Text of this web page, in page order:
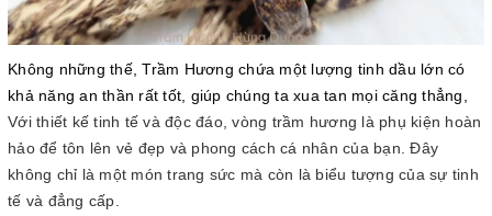
Không những thế, Trầm Hương chứa một lượng tinh dầu lớn có
khả năng an thần rất tốt, giúp chúng ta xua tan mọi căng thẳng,
Với thiết kế tinh tế và độc đáo, vòng trầm hương là phụ kiện hoàn
hảo để tôn lên vẻ đẹp và phong cách cá nhân của bạn. Đây
không chỉ là một món trang sức mà còn là biểu tượng của sự tinh
tế và đẳng cấp.